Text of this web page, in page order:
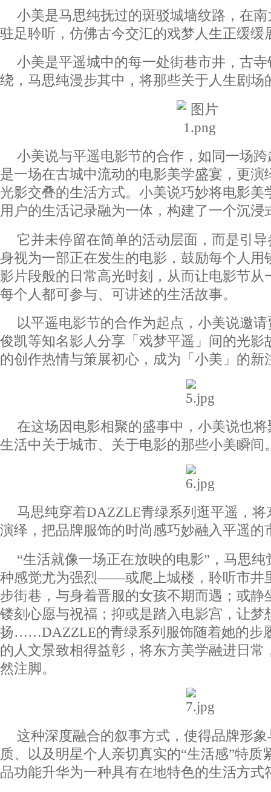
小美是马思纯抚过的斑驳城墙纹路，在
驻足聆听，仿佛古今交汇的戏梦人生正缓缓
小美是平遥城中的每一处街巷市井，古
绕，马思纯漫步其中，将那些关于人生剧场
小美说与平遥电影节的合作，如同一场
是一场在古城中流动的电影美学盛宴，更演
光影交叠的生活方式。小美说巧妙将电影美
用户的生活记录融为一体，构建了一个沉浸
它并未停留在简单的活动层面，而是引
身视为一部正在发生的电影，鼓励每个人用
影片段般的日常高光时刻，从而让电影节从
每个人都可参与、可讲述的生活故事。
以平遥电影节的合作为起点，小美说邀
俊凯等知名影人分享「戏梦平遥」间的光影
的创作热情与策展初心，成为「小美」的新
在这场因电影相聚的盛事中，小美说也
生活中关于城市、关于电影的那些小美瞬间
马思纯穿着DAZZLE青绿系列逛平遥，
演绎，把品牌服饰的时尚感巧妙融入平遥的
“生活就像一场正在放映的电影”，马思
种感觉尤为强烈——或爬上城楼，聆听市井
步街巷，与身着晋服的女孩不期而遇；或静
镂刻心愿与祝福；抑或是踏入电影宫，让梦
扬……DAZZLE的青绿系列服饰随着她的步
的人文景致相得益彰，将东方美学融进日常
然注脚。
这种深度融合的叙事方式，使得品牌形
质、以及明星个人亲切真实的“生活感”特质
品功能升华为一种具有在地特色的生活方式